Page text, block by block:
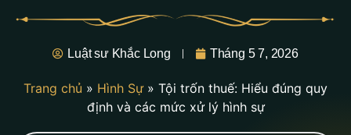
Luật sư Khắc Long Tháng 5 7, 2026
Trang chủ » Hình Sự» Tội trốn thuế: Hiểu đúng quy
định và các mức xử lý hình sự